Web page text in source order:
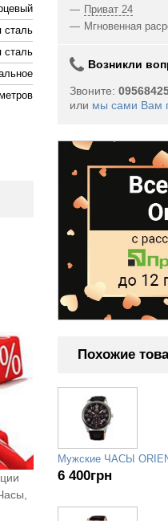
сталь
сталь
Приват 24
Мгновенная
Возникли
Звоните:
или мы сами Вам
Похожие
Мужские ЧАСЫ
6 400грн